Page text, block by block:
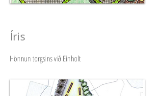
Íris
Hönnun torgsins við Einholt